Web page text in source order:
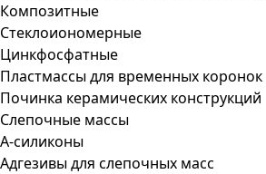
Композитные
Стеклоиономерные
Цинкфосфатные
Пластмассы для временных коронок
Починка керамических конструкций
Слепочные массы
А-силиконы
Адгезивы для слепочных масс